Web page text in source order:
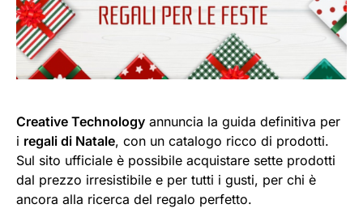
Creative Technology annuncia la guida definitiva per
i regali di Natale, con un catalogo ricco di prodotti.
Sul sito ufficiale è possibile acquistare sette prodotti
dal prezzo irresistibile e per tutti i gusti, per chi è
ancora alla ricerca del regalo perfetto.